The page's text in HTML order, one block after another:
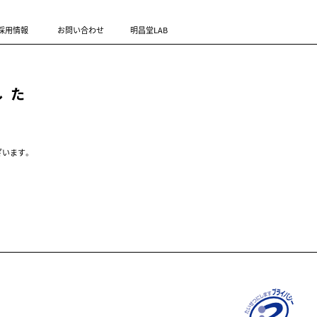
用情報 お問い合わせ 明昌堂LAB
ます。